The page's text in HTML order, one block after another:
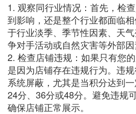
1. 观察同行业情况：首先，检
到影响，还是整个行业都面临
于行业淡季、季节性因素、天
争对手活动或自然灾害等外部因
2. 检查店铺违规：如果只有您
是因为店铺存在违规行为。违
系统屏蔽，尤其是当积分达到一
24分、36分或48分。避免违规
确保店铺正常展示。